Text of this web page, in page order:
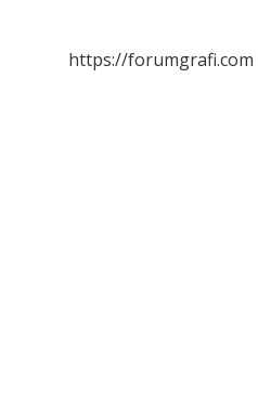
https://forumgrafi.com